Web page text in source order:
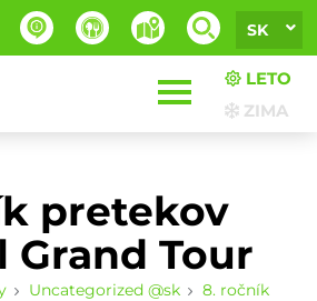
SK
LETO
ZIMA
pretekov
Grand Tour
Uncategorized @sk
8. ročník